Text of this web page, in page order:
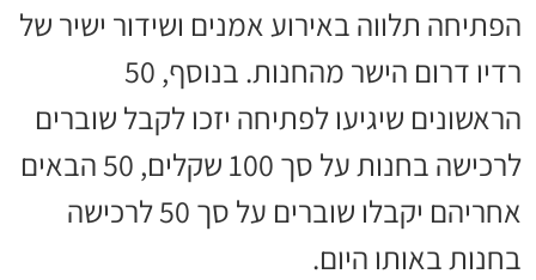
הפתיחה תלווה באירוע אמנים ושידור ישיר של
רדיו דרום הישר מהחנות. בנוסף, 50
הראשונים שיגיעו לפתיחה יזכו לקבל שוברים
לרכישה בחנות על סך 100 שקלים, 50 הבאים
אחריהם יקבלו שוברים על סך 50 לרכישה
בחנות באותו היום.